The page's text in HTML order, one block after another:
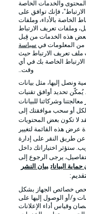
والخدمات الخاصة
فإنك توافق على
الخاصة بالأداء، وملفات
وملفات تعريف الارتباط
بعض هذه الخدمات من قِبل
من المعلومات في سياسة
ملف تعريف الارتباط حيث
الخاصة بك في أي
وقت..
ونصل إليها، مثل بيانات
يُمكّن تحديد أوافق تقنيات
وشركائنا للبيانات
أو سحب موافقتك إلى
لا تكون بعض المحتويات
عرض هذه القائمة لتغيير
طريق النقر على إدارة
ستؤثر اختياراتك داخل
يرجى الرجوع إلى
حماية البيانات بيان النشر
فحص خصائص الجهاز بشكل
و/أو الوصول إليها على
وقياس أداء الإعلانات